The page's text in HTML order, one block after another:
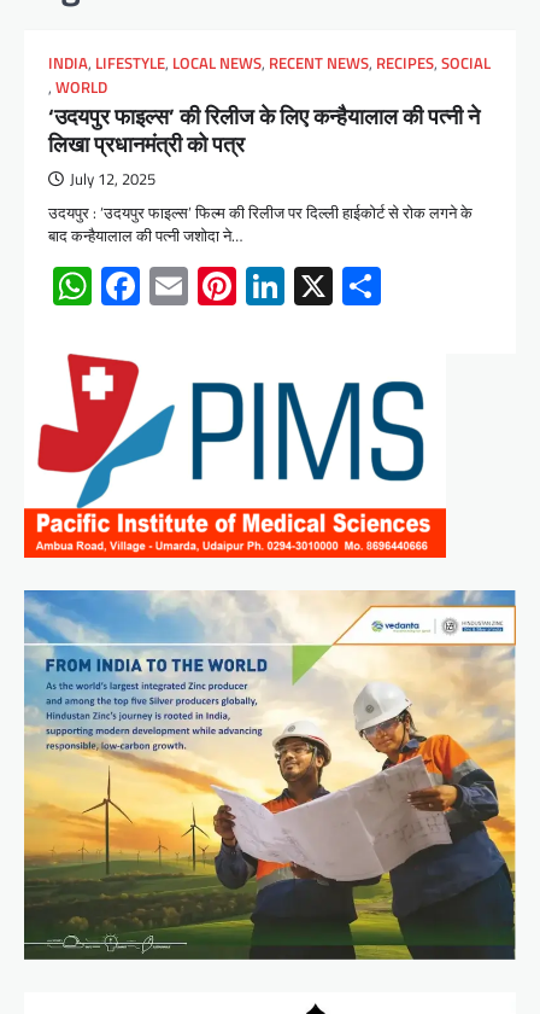
INDIA, LIFESTYLE, LOCAL NEWS, RECENT NEWS, RECIPES, SOCIAL
, WORLD
‘उदयपुर फाइल्स’ की रिलीज के लिए कन्हैयालाल की पत्नी ने
लिखा प्रधानमंत्री को पत्र
July 12, 2025
उदयपुर : ‘उदयपुर फाइल्स’ फिल्म की रिलीज पर दिल्ली हाईकोर्ट से रोक लगने के
बाद कन्हैयालाल की पत्नी जशोदा ने…
WhatsApp
Facebook
EmailPinterest
LinkedIn
X